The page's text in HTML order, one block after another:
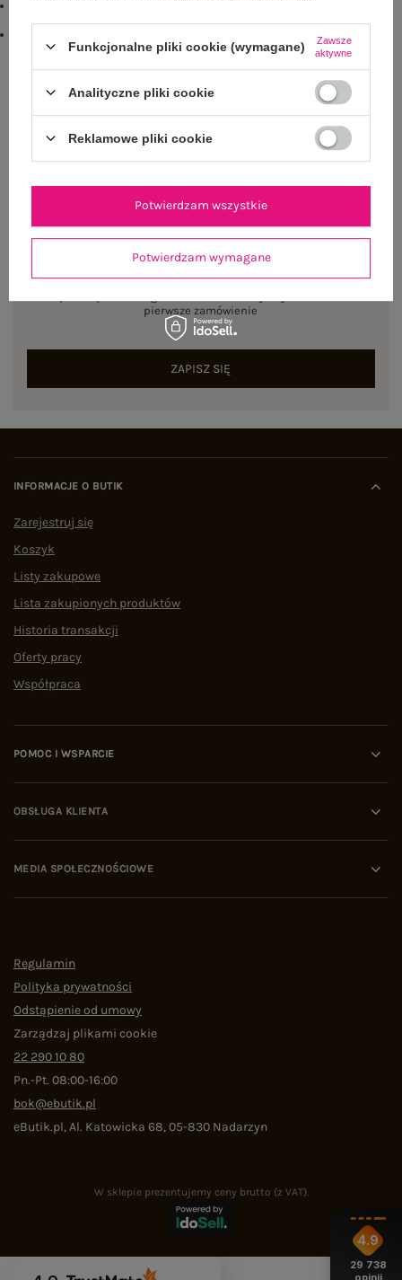
fuksjowy
txt_COTTON COMFORT#546070#FFFFFF,dół,lewo,col
Dostępny
NEWSLETTER
pierwsze zamówienie
ZAPISZ SIĘ
INFORMACJE O BUTIK
Zarejestruj się
Koszyk
Listy zakupowe
Lista zakupionych produktów
Historia transakcji
Oferty pracy
Współpraca
POMOC I WSPARCIE
OBSŁUGA KLIENTA
MEDIA SPOŁECZNOŚCIOWE
Regulamin
Polityka prywatności
Odstąpienie od umowy
Zarządzaj plikami cookie
22 290 10 80
Pn.-Pt. 08:00-16:00
bok@ebutik.pl
eButik.pl,Al. Katowicka 68,05-830 Nadarzyn
W sklepie prezentujemy ceny brutto (z VAT).
4.9
29 738
opinii
Funkcjonalne pliki cookie (wymagane)
Zawsze
aktywne
Analityczne pliki cookie
Reklamowe pliki cookie
Potwierdzam wymagane
Potwierdzam wszystkie